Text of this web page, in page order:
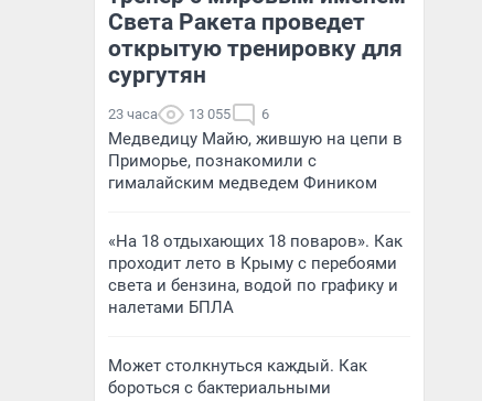
Света Ракета проведет
открытую тренировку для
сургутян
23 часа 13 055 6
Медведицу Майю, жившую на цепи в
Приморье, познакомили с
гималайским медведем Фиником
«На 18 отдыхающих 18 поваров». Как
проходит лето в Крыму с перебоями
света и бензина, водой по графику и
налетами БПЛА
Может столкнуться каждый. Как
бороться с бактериальными